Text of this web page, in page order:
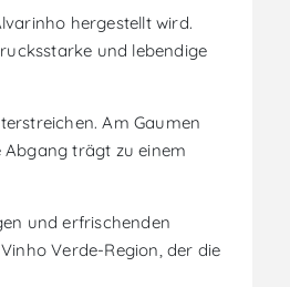
hergestellt wird.
und lebendige
Am Gaumen
Abgang trägt zu einem
und erfrischenden
Verde-Region, der die